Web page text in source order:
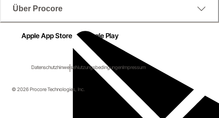
Über Procore
Apple App Store Google Play
DatenschutzhinweiseNutzungsbedingungenImpressum
© 2026 Procore Technologies, Inc.